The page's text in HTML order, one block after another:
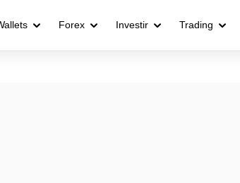
Forex Investir Trading